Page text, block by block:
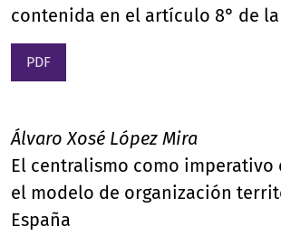
contenida en el artículo 8° de la
PDF
Álvaro Xosé López Mira
El centralismo como imperativo
el modelo de organización
España